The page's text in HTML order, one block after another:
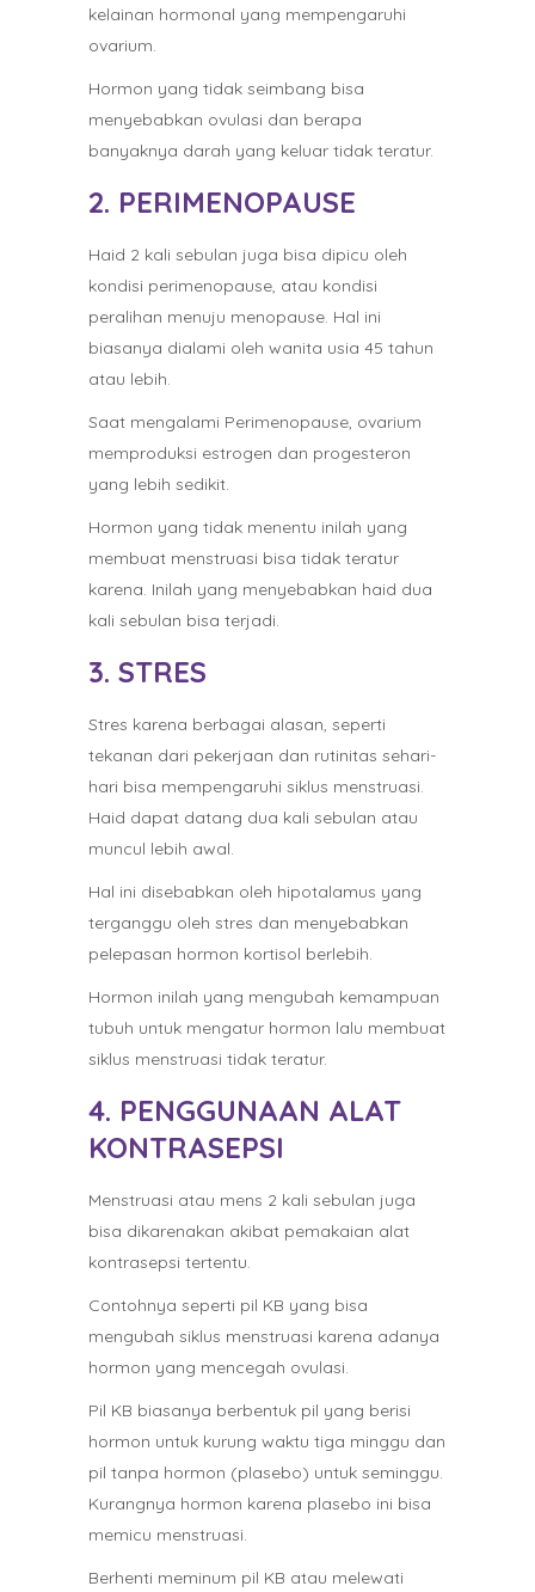
kelainan hormonal yang mempengaruhi
ovarium.
Hormon yang tidak seimbang bisa
menyebabkan ovulasi dan berapa
banyaknya darah yang keluar tidak teratur.
2. PERIMENOPAUSE
Haid 2 kali sebulan juga bisa dipicu oleh
kondisi perimenopause, atau kondisi
peralihan menuju menopause. Hal ini
biasanya dialami oleh wanita usia 45 tahun
atau lebih.
Saat mengalami Perimenopause, ovarium
memproduksi estrogen dan progesteron
yang lebih sedikit.
Hormon yang tidak menentu inilah yang
membuat menstruasi bisa tidak teratur
karena. Inilah yang menyebabkan haid dua
kali sebulan bisa terjadi.
3. STRES
Stres karena berbagai alasan, seperti
tekanan dari pekerjaan dan rutinitas sehari-
hari bisa mempengaruhi siklus menstruasi.
Haid dapat datang dua kali sebulan atau
muncul lebih awal.
Hal ini disebabkan oleh hipotalamus yang
terganggu oleh stres dan menyebabkan
pelepasan hormon kortisol berlebih.
Hormon inilah yang mengubah kemampuan
tubuh untuk mengatur hormon lalu membuat
siklus menstruasi tidak teratur.
4. PENGGUNAAN ALAT
KONTRASEPSI
Menstruasi atau mens 2 kali sebulan juga
bisa dikarenakan akibat pemakaian alat
kontrasepsi tertentu.
Contohnya seperti pil KB yang bisa
mengubah siklus menstruasi karena adanya
hormon yang mencegah ovulasi.
Pil KB biasanya berbentuk pil yang berisi
hormon untuk kurung waktu tiga minggu dan
pil tanpa hormon (plasebo) untuk seminggu.
Kurangnya hormon karena plasebo ini bisa
memicu menstruasi.
Berhenti meminum pil KB atau melewati